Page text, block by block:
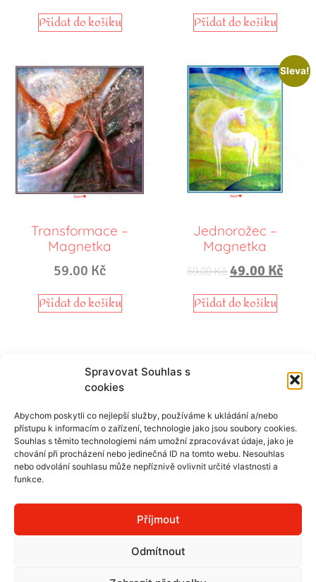
Spravovat Souhlas s
cookies
Abychom poskytli co nejlepší služby, používáme k ukládání a/nebo
přístupu k informacím o zařízení, technologie jako jsou soubory cookies.
Souhlas s těmito technologiemi nám umožní zpracovávat údaje, jako je
chování při procházení nebo jedinečná ID na tomto webu. Nesouhlas
nebo odvolání souhlasu může nepříznivě ovlivnit určité vlastnosti a
funkce.
Příjmout
Odmítnout
Přidat do košíku Přidat do košíku
Transformace –
Magnetka
59.00 Kč
Přidat do košíku
Sleva!
Jednorožec –
Magnetka
59.00Kč 49.00 Kč
Přidat do košíku
Harmonie vztahu – Světlo nás dvou – magnetka
Tags harmonie vztahu,láska,magnetka,partneři